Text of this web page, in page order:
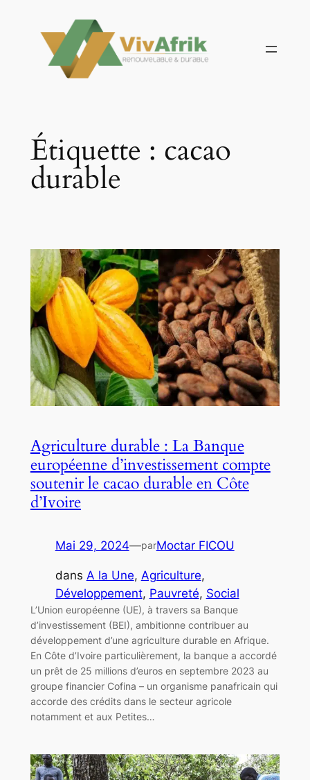
contenu
Étiquette : cacao
durable
Agriculture durable : La Banque
européenne d’investissement compte
soutenir le cacao durable en Côte
d’Ivoire
Mai 29, 2024—parMoctar FICOU
dans A la Une, Agriculture
Développement, Pauvreté, Social
L’Union européenne (UE), à travers sa Banque
d’investissement (BEI), ambitionne contribuer au
développement d’une agriculture durable en Afrique.
En Côte d’Ivoire particulièrement, la banque a accordé
un prêt de 25 millions d’euros en septembre 2023 au
groupe financier Cofina – un organisme panafricain qui
accorde des crédits dans le secteur agricole
notamment et aux Petites…